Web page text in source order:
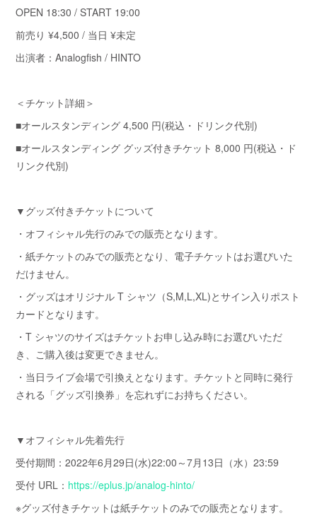
OPEN 18:30 / START 19:00
前売り ¥4,500 / 当日 ¥未定
出演者：Analogfish / HINTO
＜チケット詳細＞
■オールスタンディング 4,500 円(税込・ドリンク代別)
■オールスタンディング グッズ付きチケット 8,000 円(税込・ド
リンク代別)
▼グッズ付きチケットについて
・オフィシャル先行のみでの販売となります。
・紙チケットのみでの販売となり、電子チケットはお選びいた
だけません。
・グッズはオリジナル T シャツ（S,M,L,XL)とサイン入りポスト
カードとなります。
・T シャツのサイズはチケットお申し込み時にお選びいただ
き、ご購入後は変更できません。
・当日ライブ会場で引換えとなります。チケットと同時に発行
される「グッズ引換券」を忘れずにお持ちください。
▼オフィシャル先着先行
受付期間：2022年6月29日(水)22:00～7月13日（水）23:59
受付 URL： https://eplus.jp/analog-hinto/
※グッズ付きチケットは紙チケットのみでの販売となります。